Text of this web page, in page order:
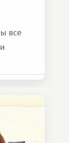
все